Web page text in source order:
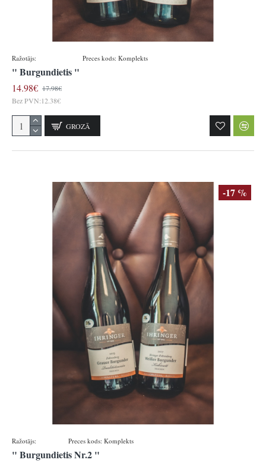
Ražotājs: Preces kods: Komplekts
" Burgundietis "
14.98€ 17.98€
Bez PVN:12.38€
GROZĀ
-17 %
Ražotājs: Preces kods: Komplekts
" Burgundietis Nr.2 "